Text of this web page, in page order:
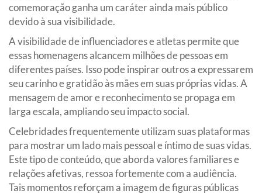
comemoração ganha um caráter ainda mais público
devido à sua visibilidade.
A visibilidade de influenciadores e atletas permite que
essas homenagens alcancem milhões de pessoas em
diferentes países. Isso pode inspirar outros a expressarem
seu carinho e gratidão às mães em suas próprias vidas. A
mensagem de amor e reconhecimento se propaga em
larga escala, ampliando seu impacto social.
Celebridades frequentemente utilizam suas plataformas
para mostrar um lado mais pessoal e íntimo de suas vidas.
Este tipo de conteúdo, que aborda valores familiares e
relações afetivas, ressoa fortemente com a audiência.
Tais momentos reforçam a imagem de figuras públicas